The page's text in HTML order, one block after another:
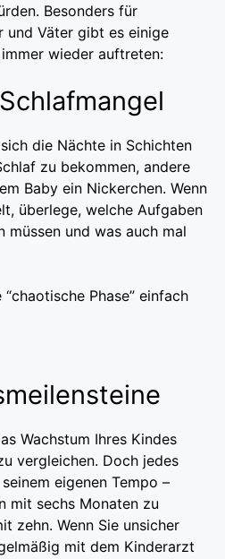
Besonders für
und Väter gibt es einige
wieder auftreten:
die Nächte in Schichten
zu bekommen, andere
Baby ein Nickerchen. Wenn
überlege, welche Aufgaben
und was auch mal
Phase” einfach
Wachstum Ihres Kindes
vergleichen. Doch jedes
eigenen Tempo –
mit sechs Monaten zu
zehn. Wenn Sie unsicher
mit dem Kinderarzt